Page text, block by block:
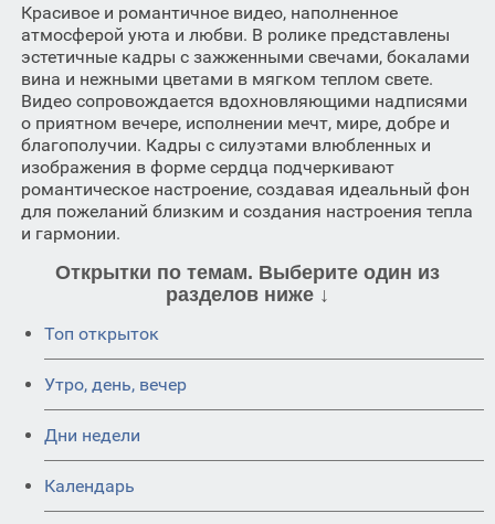
Красивое и романтичное видео, наполненное
атмосферой уюта и любви. В ролике представлены
эстетичные кадры с зажженными свечами, бокалами
вина и нежными цветами в мягком теплом свете.
Видео сопровождается вдохновляющими надписями
о приятном вечере, исполнении мечт, мире, добре и
благополучии. Кадры с силуэтами влюбленных и
изображения в форме сердца подчеркивают
романтическое настроение, создавая идеальный фон
для пожеланий близким и создания настроения тепла
и гармонии.
Открытки по темам. Выберите один из
разделов ниже ↓
Топ открыток
Утро, день, вечер
Дни недели
Календарь